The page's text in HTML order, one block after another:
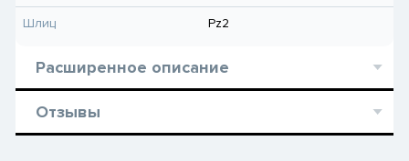
Шлиц Pz2
Расширенное описание
Отзывы